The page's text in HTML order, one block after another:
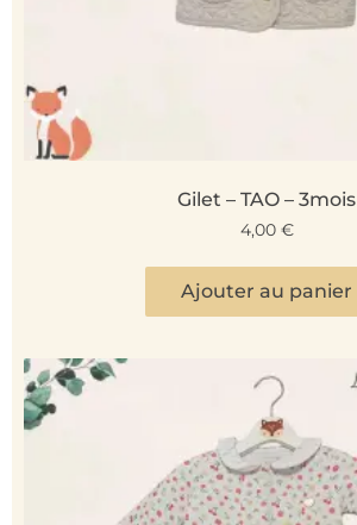
Gilet – TAO – 3mois
4,00 €
Ajouter au panier